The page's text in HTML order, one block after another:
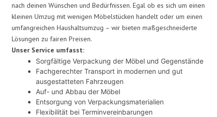
nach deinen Wünschen und Bedürfnissen. Egal ob es sich um einen
kleinen Umzug mit wenigen Möbelstücken handelt oder um einen
umfangreichen Haushaltsumzug – wir bieten maßgeschneiderte
Lösungen zu fairen Preisen.
Unser Service umfasst:
Sorgfältige Verpackung der Möbel und Gegenstände
Fachgerechter Transport in modernen und gut
ausgestatteten Fahrzeugen
Auf- und Abbau der Möbel
Entsorgung von Verpackungsmaterialien
Flexibilität bei Terminvereinbarungen